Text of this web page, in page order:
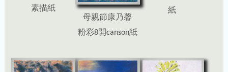
素描紙
母親節康乃馨
粉彩8開canson紙
紙